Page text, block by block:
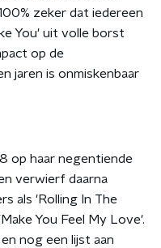
zeker dat iedereen
You' uit volle borst
op de
jaren is onmiskenbaar
op haar negentiende
verwierf daarna
als 'Rolling In The
You Feel My Love'.
nog een lijst aan